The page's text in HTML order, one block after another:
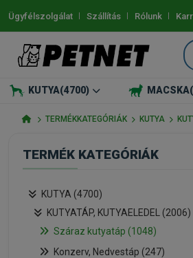
Ügyfélszolgálat Szállítás Rólunk
KUTYA(4700) MACSKA
TERMÉKKATEGÓRIÁK KUTYA
TERMÉK KATEGÓRIÁK
KUTYA (4700)
KUTYATÁP, KUTYAELEDEL (2006)
Száraz kutyatáp (1048)
Konzerv, Nedvestáp (247)